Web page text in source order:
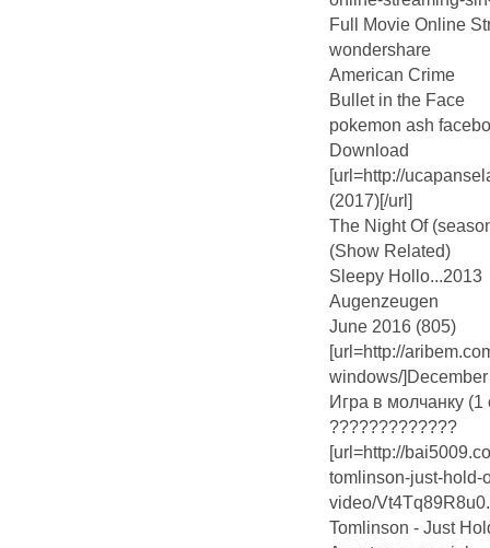
Full Movie Online
wondershare
American Crime
Bullet in the Face
pokemon ash
Download
[url=http://
(2017)[/url]
The Night Of
(Show Related)
Sleepy Hollo...2013
Augenzeugen
June 2016 (805)
[url=http://
windows/
Игра в молчанку (1
?????????????
[url=http://
tomlinson-just-hold-
video/
Tomlinson - Just